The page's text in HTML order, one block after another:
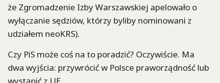
że Zgromadzenie Izby Warszawskiej apelowało o
wyłączanie sędziów, którzy byliby nominowani z
udziałem neoKRS).
Czy PiS może coś na to poradzić? Oczywiście. Ma
dwa wyjścia: przywrócić w Polsce praworządność lub